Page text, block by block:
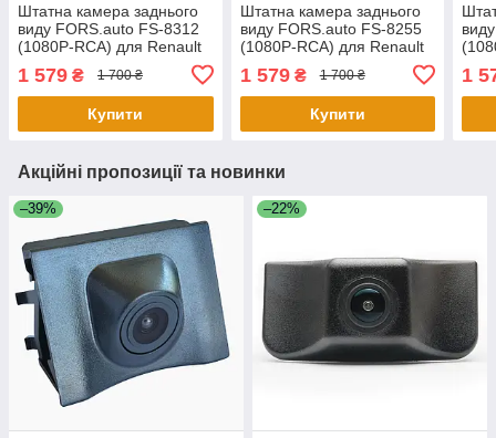
Штатна камера заднього
виду FORS.auto FS-8312
(1080P-RCA) для Renault
Clio III 2005-2014/Duster
2011+/Fluence 2009-
2017/Captur
1 579 ₴ 1 700 ₴
Купити
Штатна камера заднього
виду FORS.auto FS-8255
(1080P-RCA) для Renault
Clio III 2005-2014/Duster
2011+/Fluence 2009-
2017/Captur
1 579₴ 1 700 ₴
Купити
1
Акційні пропозиції та новинки
–39% –22%